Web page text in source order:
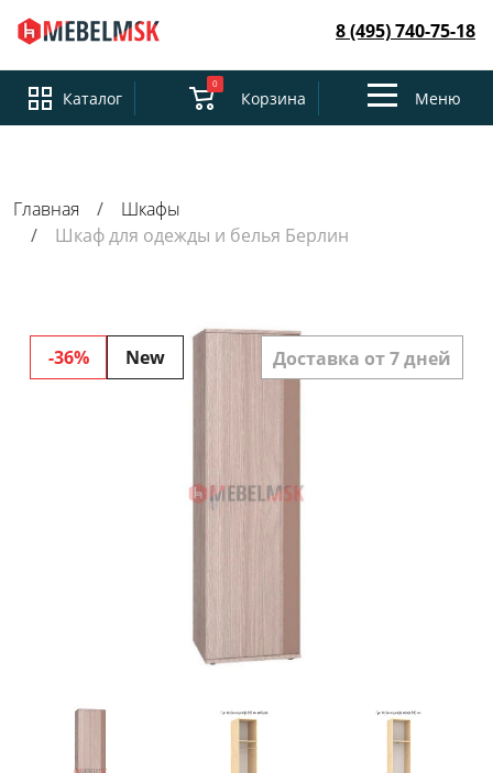
8 (495) 740-75-18
Каталог
0
Корзина
ToggleМеню
Главная
Шкафы
Шкаф для одежды и белья Берлин
-36% New Доставка от 7 дней